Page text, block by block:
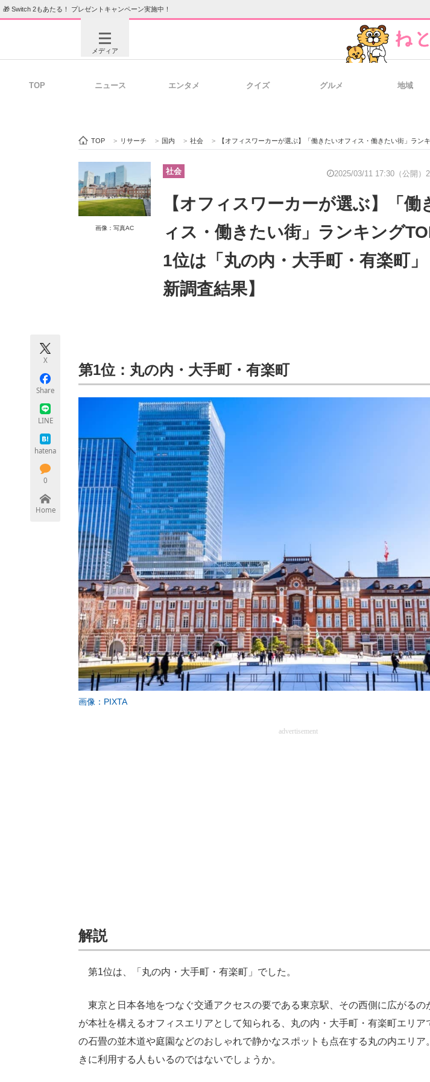
🎁 Switch 2もあたる！ プレゼントキャンペーン実施中！
メディア
ビジネスと働き方のヒント
モノづくり技術者専門サイト エレクトロニクス専門サイト
TOP ニュース エンタメ クイズ グルメ 地域
TOP > リサーチ > 国内 > 社会 > 【オフィスワーカーが選ぶ】「働きたいオフィス・働きたい街」ランキングTOP15！ 第1位は「丸の内・
画像：写真AC
社会 2025/03/11 17:30（公開）
【オフィスワーカーが選ぶ】「働
ィス・働きたい街」ランキング
1位は「丸の内・大手町・有楽町
新調査結果】
X
Share
LINE
hatena
0
Home
第1位：丸の内・大手町・有楽町
画像：PIXTA
advertisement
解説
第1位は、「丸の内・大手町・有楽町」でした。
東京と日本各地をつなぐ交通アクセスの要である東京駅、その西側に広がるの
が本社を構えるオフィスエリアとして知られる、丸の内・大手町・有楽町エリア
の石畳の並木道や庭園などのおしゃれで静かなスポットも点在する丸の内エリア
きに利用する人もいるのではないでしょうか。